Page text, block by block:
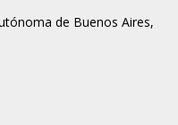
de Buenos Aires,